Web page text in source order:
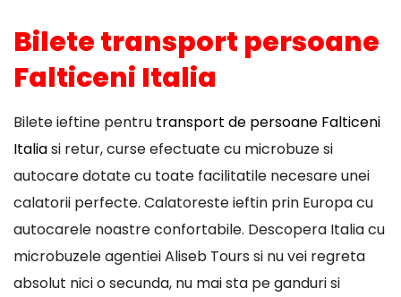
Bilete transport persoane
Falticeni Italia
Bilete ieftine pentru transport de persoane Falticeni
Italiasi retur, curse efectuate cu microbuze si
autocare dotate cu toate facilitatile necesare unei
calatorii perfecte. Calatoreste ieftin prin Europa cu
autocarele noastre confortabile. Descopera Italia cu
microbuzele agentiei Aliseb Tours si nu vei regreta
absolut nici o secunda, nu mai sta pe ganduri si